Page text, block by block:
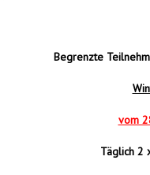
Begrenzte
vom
Täglich 2